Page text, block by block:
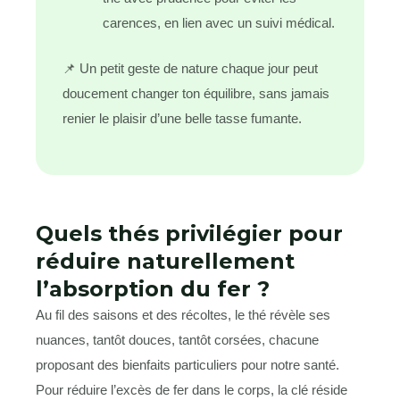
carences, en lien avec un suivi médical.
📌 Un petit geste de nature chaque jour peut
doucement changer ton équilibre, sans jamais
renier le plaisir d’une belle tasse fumante.
Quels thés privilégier pour
réduire naturellement
l’absorption du fer ?
Au fil des saisons et des récoltes, le thé révèle ses
nuances, tantôt douces, tantôt corsées, chacune
proposant des bienfaits particuliers pour notre santé.
Pour réduire l’excès de fer dans le corps, la clé réside